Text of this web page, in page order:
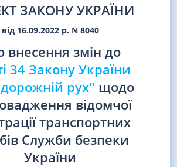
ЗАКОНУ УКРАЇНИ
від 16.09.2022 р. N 8040
внесення змін до
34 Закону України
рух" щодо
відомчої
транспортних
Служби безпеки
України